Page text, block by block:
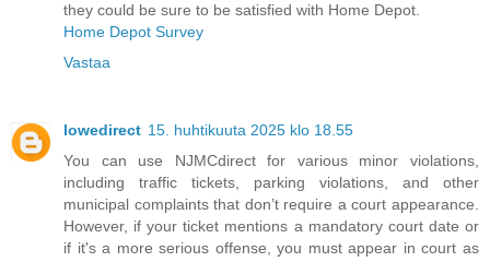
they could be sure to be satisfied with Home Depot.
Home Depot Survey
Vastaa
lowedirect 15. huhtikuuta 2025 klo 18.55
You can use NJMCdirect for various minor violations,
including traffic tickets, parking violations, and other
municipal complaints that don’t require a court appearance.
However, if your ticket mentions a mandatory court date or
if it's a more serious offense, you must appear in court as